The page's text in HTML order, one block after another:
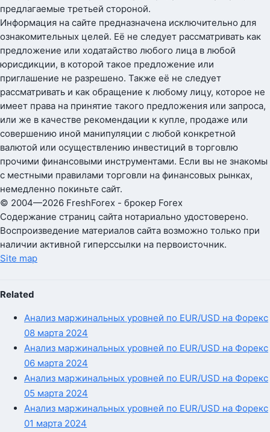
предлагаемые третьей стороной.
Информация на сайте предназначена исключительно для
ознакомительных целей. Её не следует рассматривать как
предложение или ходатайство любого лица в любой
юрисдикции, в которой такое предложение или
приглашение не разрешено. Также её не следует
рассматривать и как обращение к любому лицу, которое не
имеет права на принятие такого предложения или запроса,
или же в качестве рекомендации к купле, продаже или
совершению иной манипуляции с любой конкретной
валютой или осуществлению инвестиций в торговлю
прочими финансовыми инструментами. Если вы не знакомы
с местными правилами торговли на финансовых рынках,
немедленно покиньте сайт.
© 2004—2026 FreshForex - брокер Forex
Содержание страниц сайта нотариально удостоверено.
Воспроизведение материалов сайта возможно только при
наличии активной гиперссылки на первоисточник.
Site map
Related
Анализ маржинальных уровней по EUR/USD на Форекс
08 марта 2024
Анализ маржинальных уровней по EUR/USD на Форекс
06 марта 2024
Анализ маржинальных уровней по EUR/USD на Форекс
05 марта 2024
Анализ маржинальных уровней по EUR/USD на Форекс
01 марта 2024